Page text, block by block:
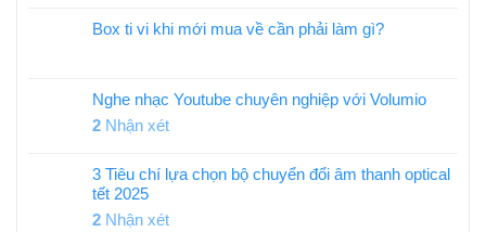
Box ti vi khi mới mua về cần phải làm gì?
Nghe nhạc Youtube chuyên nghiệp với Volumio
2 Nhận xét
3 Tiêu chí lựa chọn bộ chuyển đổi âm thanh optical
tết 2025
2 Nhận xét